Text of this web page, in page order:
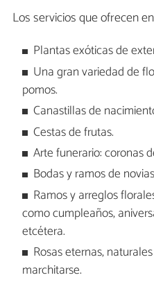
Los servicios que ofrecen
Plantas exóticas de
Una gran variedad de
pomos.
Canastillas de
Cestas de frutas.
Arte funerario: coronas
Bodas y ramos de
Ramos y arreglos
como cumpleaños,
etcétera.
Rosas eternas,
marchitarse.